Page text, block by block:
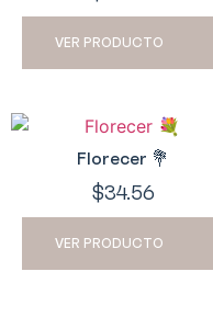
VER PRODUCTO
Florecer 💐
$34.56
VER PRODUCTO